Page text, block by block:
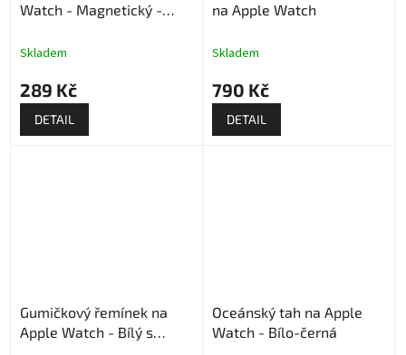
Watch - Magnetický -
Skladem
289 Kč
DETAIL
na Apple Watch
Skladem
790 Kč
DETAIL
Gumičkový řemínek na
Apple Watch - Bílý s
Oceánský tah na Apple
Watch - Bílo-černá